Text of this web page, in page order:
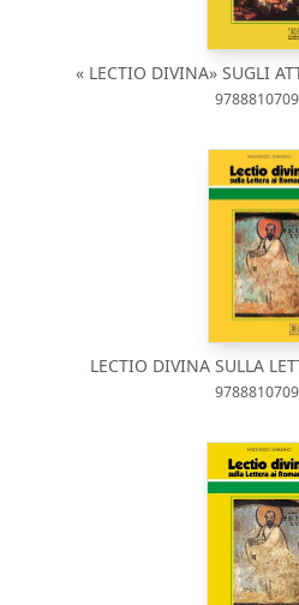
« LECTIO DIVINA» SUGLI
LECTIO DIVINA SULLA